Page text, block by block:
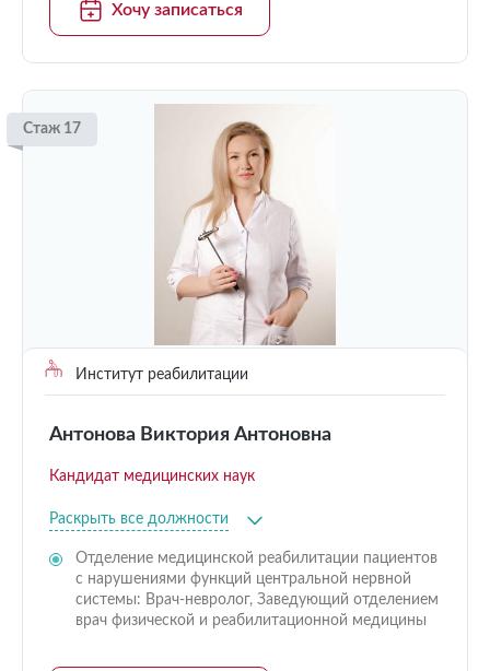
Хочу записаться
Стаж 17
Институт реабилитации
Антонова Виктория Антоновна
Кандидат медицинских наук
Раскрыть все должности
Отделение медицинской реабилитации пациентов
с нарушениями функций центральной нервной
системы: Врач-невролог, Заведующий отделением
врач физической и реабилитационной медицины